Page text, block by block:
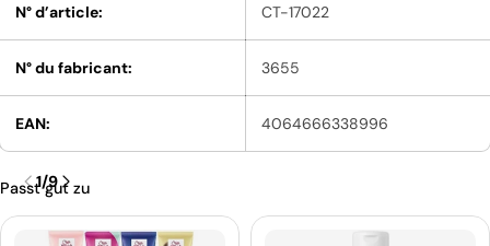
N° d’article: CT-17022
N° du fabricant: 3655
EAN: 4064666338996
Passt gut zu
1/9